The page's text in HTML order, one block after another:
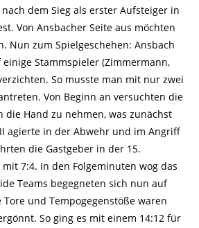
dem Sieg als erster Aufsteiger in
Von Ansbacher Seite aus möchten
Nun zum Spielgeschehen: Ansbach
Stammspieler (Zimmermann,
So musste man mit nur zwei
Von Beginn an versuchten die
die Hand zu nehmen, was zunächst
agierte in der Abwehr und im Angriff
die Gastgeber in der 15.
7:4. In den Folgeminuten wog das
Teams begegneten sich nun auf
und Tempogegenstöße waren
So ging es mit einem 14:12 für